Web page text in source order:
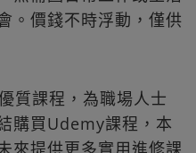
。價錢不時浮動，僅供
質課程，為職場人士
購買Udemy課程，本
來提供更多實用進修課